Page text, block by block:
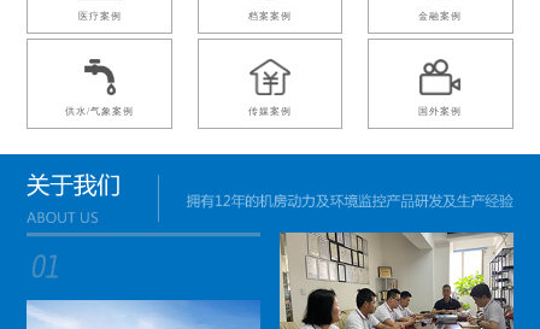
医疗案例 档案案例 金融案例
供水/气象案例 传媒案例 国外案例